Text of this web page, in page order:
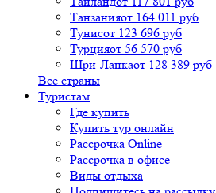
Танзанияот 164 011 руб
Тунисот 123 696 руб
Турцияот 56 570 руб
Шри-Ланкаот 128 389 руб
Все страны
Туристам
Где купить
Купить тур онлайн
Рассрочка Online
Рассрочка в офисе
Виды отдыха